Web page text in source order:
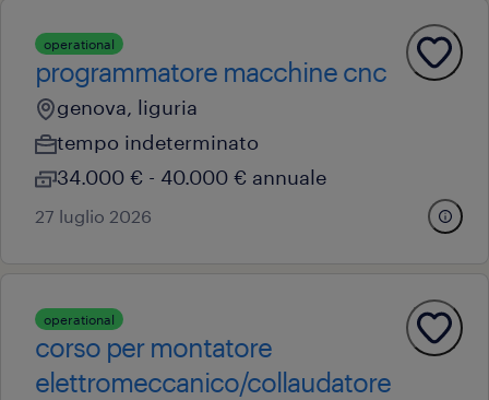
operational
programmatore macchine cnc
genova, liguria
tempo indeterminato
34.000 € - 40.000 € annuale
27 luglio 2026
operational
corso per montatore
elettromeccanico/collaudatore